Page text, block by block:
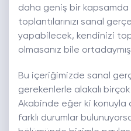
daha geniş bir kapsamda
toplantılarınızı sanal
yapabilecek, kendinizi
olmasanız bile
Bu içeriğimizde sanal
gerekenlerle alakalı
Akabinde eğer ki konuyla
farklı durumlar